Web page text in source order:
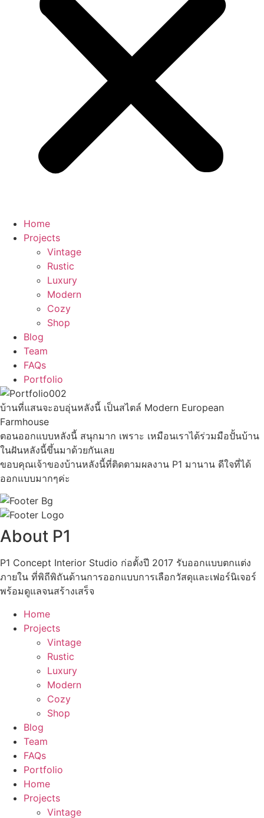
Home
Projects
Vintage
Rustic
Luxury
Modern
Cozy
Shop
Blog
Team
FAQs
Portfolio
บ้านที่แสนจะอบอุ่นหลังนี้ เป็นสไตล์ Modern European
Farmhouse
ตอนออกแบบหลังนี้ สนุกมาก เพราะ เหมือนเราได้ร่วมมือปั้นบ้าน
ในฝันหลังนี้ขึ้นมาด้วยกันเลย
ขอบคุณเจ้าของบ้านหลังนี้ที่ติดตามผลงาน P1 มานาน ดีใจที่ได้
ออกแบบมากๆค่ะ
About P1
P1 Concept Interior Studio ก่อตั้งปี 2017 รับออกแบบตกแต่ง
ภายใน ที่พิถีพิถันด้านการออกแบบการเลือกวัสดุและเฟอร์นิเจอร์
พร้อมดูแลจนสร้างเสร็จ
Home
Projects
Vintage
Rustic
Luxury
Modern
Cozy
Shop
Blog
Team
FAQs
Portfolio
Home
Projects
Vintage